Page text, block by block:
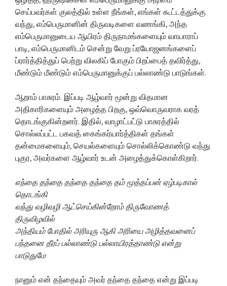
செய்பவர்கள் குலத்தில் உள்ள நீங்கள், எங்கள் கூட்டத்துக்கு
வந்து, எம்பெருமானின் திருவடிகளை வணங்கி, அந்த
எம்பெருமானுடைய ஆயிரம் திருநாமங்களையும் வாயாராப்
பாடி, எம்பெருமானிடம் சென்று வேறு ப்ரயோஜனங்களைப்
ப்ரார்த்தித்துப் பெற்று விலகிப் போகும் பிறப்பைத் தவிர்த்து,
மீண்டும் மீண்டும் எம்பெருமானுக்குப் பல்லாண்டு பாடுங்கள்.
ஆறாம் பாசுரம். இப்படி ஆழ்வார் மூன்று விதமான
அதிகாரிகளையும் அழைத்த பிறகு, ஒவ்வொருவராக வரத்
தொடங்குகின்றனர். இதில், வாழாட்பட்டு பாசுரத்தில்
சொல்லப்பட்ட பகவத் கைங்கர்யார்த்திகள் தங்கள்
தன்மைகளையும், செயல்களையும் சொல்லிக்கொண்டு வந்து
புகுர, அவர்களை ஆழ்வார் உடன் அழைத்துக்கொள்கிறார்.
எந்தை தந்தை தந்தை தந்தை தம் மூத்தப்பன் ஏழ்படிகால்
தொடங்கி
வந்து வழிவழி ஆட்செய்கின்றோம் திருவோணத்
திருவிழவில்
அந்தியம் போதில் அரியுரு ஆகி அரியை அழித்தவனைப்
பந்தனை தீரப் பல்லாண்டு பல்லாயிரத்தாண்டு என்று
பாடுதுமே
நானும் என் தந்தையும் அவர் தந்தை தந்தை என்று இப்படி